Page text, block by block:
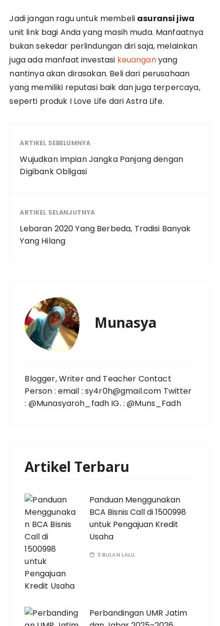
Jadi jangan ragu untuk membeli asuransi jiwa
unit link bagi Anda yang masih muda. Manfaatnya
bukan sekedar perlindungan diri saja, melainkan
juga ada manfaat investasi keuanganyang
nantinya akan dirasakan. Beli dari perusahaan
yang memiliki reputasi baik dan juga terpercaya,
seperti produk I Love Life dari Astra Life.
ARTIKEL SEBELUMNYA
Wujudkan Impian Jangka Panjang dengan
Digibank Obligasi
ARTIKEL SELANJUTNYA
Lebaran 2020 Yang Berbeda, Tradisi Banyak
Yang Hilang
Munasya
Blogger, Writer and Teacher Contact
Person : email : sy4r0h@gmail.com Twitter
: @Munasyaroh_fadh IG. : @Muns_Fadh
Artikel Terbaru
Panduan Menggunakan
BCA Bisnis Call di 1500998
untuk Pengajuan Kredit
Usaha
3 BULAN LALU
Perbandingan UMR Jatim